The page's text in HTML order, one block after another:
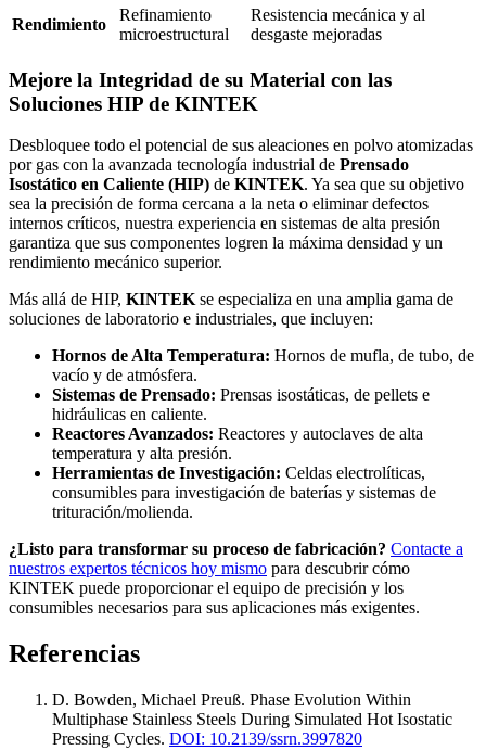
Rendimiento
Refinamiento
microestructural
Resistencia mecánica y al
desgaste mejoradas
Mejore la Integridad de su Material con las
Soluciones HIP de KINTEK
Desbloquee todo el potencial de sus aleaciones en polvo atomizadas
por gas con la avanzada tecnología industrial de Prensado
Isostático en Caliente (HIP) de KINTEK. Ya sea que su objetivo
sea la precisión de forma cercana a la neta o eliminar defectos
internos críticos, nuestra experiencia en sistemas de alta presión
garantiza que sus componentes logren la máxima densidad y un
rendimiento mecánico superior.
Más allá de HIP, KINTEKse especializa en una amplia gama de
soluciones de laboratorio e industriales, que incluyen:
Hornos de Alta Temperatura: Hornos de mufla, de tubo, de
vacío y de atmósfera.
Sistemas de Prensado: Prensas isostáticas, de pellets e
hidráulicas en caliente.
Reactores Avanzados: Reactores y autoclaves de alta
temperatura y alta presión.
Herramientas de Investigación: Celdas electrolíticas,
consumibles para investigación de baterías y sistemas de
trituración/molienda.
¿Listo para transformar su proceso de fabricación? Contacte a
nuestros expertos técnicos hoy mismo para descubrir cómo
KINTEK puede proporcionar el equipo de precisión y los
consumibles necesarios para sus aplicaciones más exigentes.
Referencias
D. Bowden, Michael Preuß. Phase Evolution Within
Multiphase Stainless Steels During Simulated Hot Isostatic
Pressing Cycles. DOI: 10.2139/ssrn.3997820